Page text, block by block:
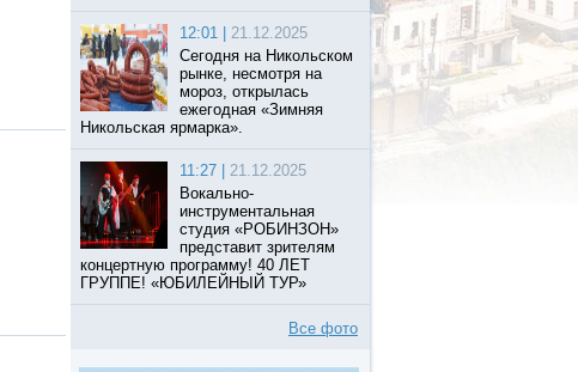
12:01 |
21.12.2025
Сегодня на Никольском
рынке, несмотря на
мороз, открылась
ежегодная «Зимняя
Никольская ярмарка».
11:27 |
21.12.2025
Вокально-
инструментальная
студия «РОБИНЗОН»
представит зрителям
концертную программу! 40 ЛЕТ
ГРУППЕ! «ЮБИЛЕЙНЫЙ ТУР»
Все фото